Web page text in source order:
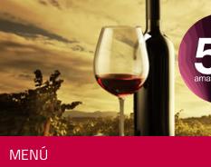
MENÚ